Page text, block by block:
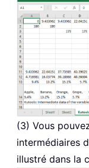
(3) Vous
intermédiaires
illustré dans la